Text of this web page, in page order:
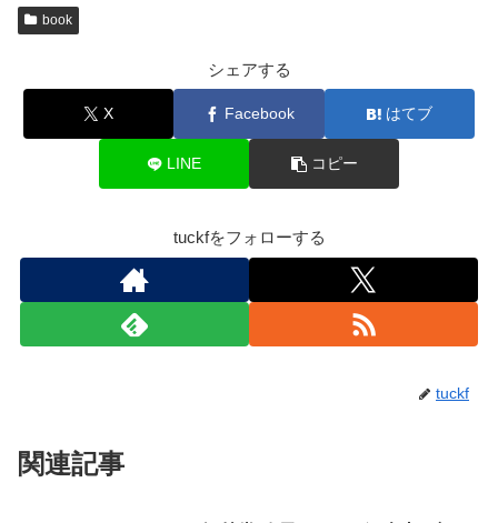
book
シェアする
X Facebook はてブ
LINE コピー
tuckfをフォローする
tuckf
関連記事